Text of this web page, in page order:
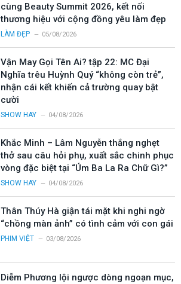
cùng Beauty Summit 2026, kết nối
thương hiệu với cộng đồng yêu làm đẹp
LÀM ĐẸP 05/08/2026
Vận May Gọi Tên Ai? tập 22: MC Đại
Nghĩa trêu Huỳnh Quý “không còn trẻ”,
nhận cái kết khiến cả trường quay bật
cười
SHOW HAY 04/08/2026
Khắc Minh – Lâm Nguyễn thắng nghẹt
thở sau câu hỏi phụ, xuất sắc chinh phục
vòng đặc biệt tại “Úm Ba La Ra Chữ Gì?”
SHOW HAY 04/08/2026
Thân Thúy Hà giận tái mặt khi nghi ngờ
“chồng màn ảnh” có tình cảm với con gái
PHIM VIỆT 03/08/2026
Diễm Phương lội ngược dòng ngoạn mục,